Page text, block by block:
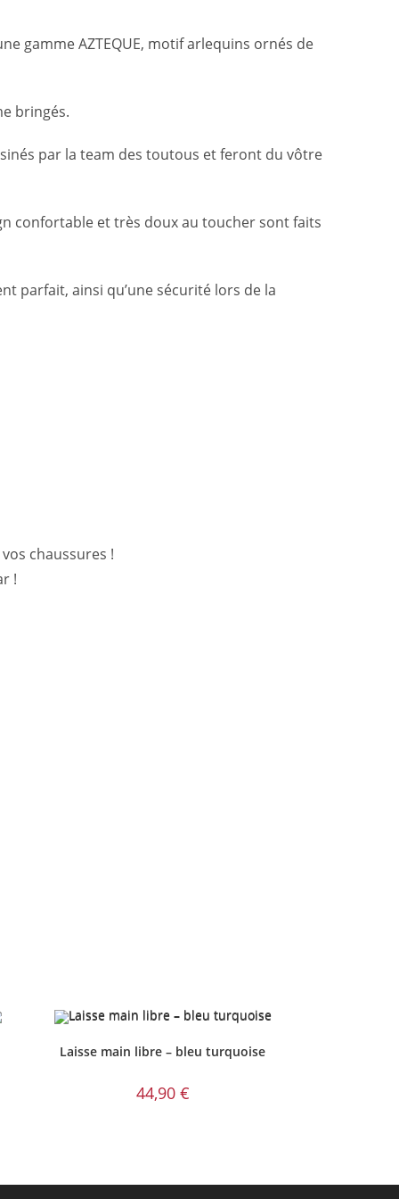
gamme AZTEQUE, motif arlequins ornés de
bringés.
par la team des toutous et feront du vôtre
confortable et très doux au toucher sont faits
parfait, ainsi qu’une sécurité lors de la
chaussures !
!
Laisse main libre – bleu turquoise
44,90 €